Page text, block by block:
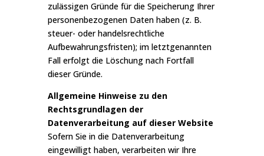
zulässigen Gründe für die Speicherung Ihrer
personenbezogenen Daten haben (z. B.
steuer- oder handelsrechtliche
Aufbewahrungsfristen); im letztgenannten
Fall erfolgt die Löschung nach Fortfall
dieser Gründe.
Allgemeine Hinweise zu den
Rechtsgrundlagen der
Datenverarbeitung auf dieser Website
Sofern Sie in die Datenverarbeitung
eingewilligt haben, verarbeiten wir Ihre